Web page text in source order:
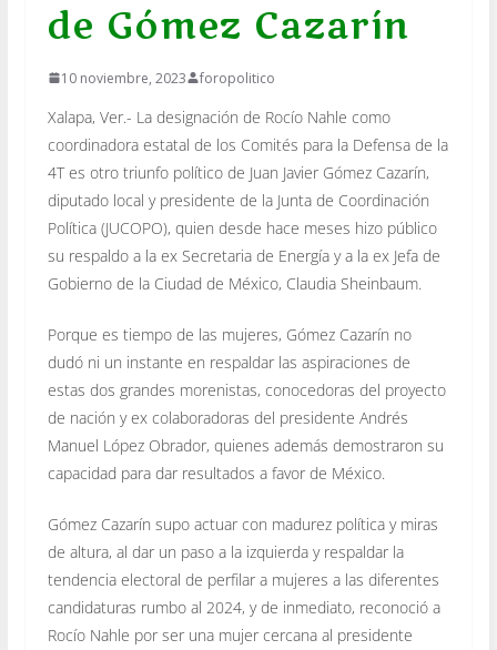
de Gómez Cazarín
10 noviembre, 2023 foropolitico
Xalapa, Ver.- La designación de Rocío Nahle como
coordinadora estatal de los Comités para la Defensa de la
4T es otro triunfo político de Juan Javier Gómez Cazarín,
diputado local y presidente de la Junta de Coordinación
Política (JUCOPO), quien desde hace meses hizo público
su respaldo a la ex Secretaria de Energía y a la ex Jefa de
Gobierno de la Ciudad de México, Claudia Sheinbaum.
Porque es tiempo de las mujeres, Gómez Cazarín no
dudó ni un instante en respaldar las aspiraciones de
estas dos grandes morenistas, conocedoras del proyecto
de nación y ex colaboradoras del presidente Andrés
Manuel López Obrador, quienes además demostraron su
capacidad para dar resultados a favor de México.
Gómez Cazarín supo actuar con madurez política y miras
de altura, al dar un paso a la izquierda y respaldar la
tendencia electoral de perfilar a mujeres a las diferentes
candidaturas rumbo al 2024, y de inmediato, reconoció a
Rocío Nahle por ser una mujer cercana al presidente